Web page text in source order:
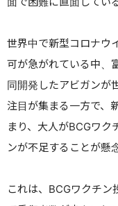
世界中で新型コロナウ
可が急がれている中、
同開発したアビガンが
注目が集まる一方で、
まり、大人がBCGワク
ンが不足することが懸
これは、 BCGワクチン